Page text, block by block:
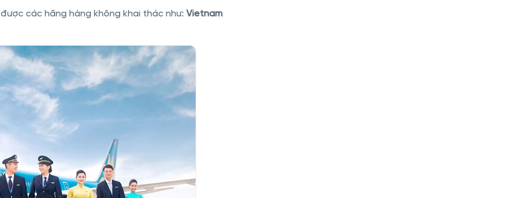
được các hãng hàng không khai thác như: Vietnam